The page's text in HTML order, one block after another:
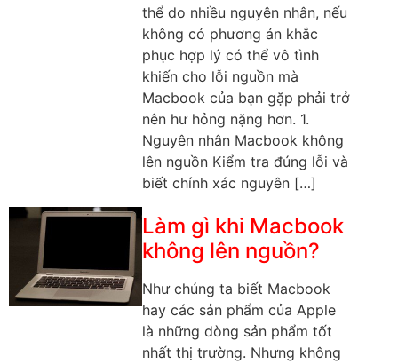
thể do nhiều nguyên nhân, nếu
không có phương án khắc
phục hợp lý có thể vô tình
khiến cho lỗi nguồn mà
Macbook của bạn gặp phải trở
nên hư hỏng nặng hơn. 1.
Nguyên nhân Macbook không
lên nguồn Kiểm tra đúng lỗi và
biết chính xác nguyên […]
Làm gì khi Macbook
không lên nguồn?
Như chúng ta biết Macbook
hay các sản phẩm của Apple
là những dòng sản phẩm tốt
nhất thị trường. Nhưng không